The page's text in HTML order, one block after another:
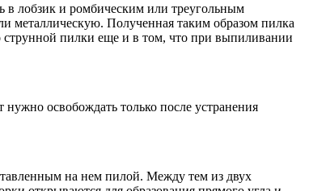
в лобзик и ромбическим или треугольным
металлическую. Полученная таким образом пилка
струнной пилки еще и в том, что при выпиливании
освобождать только после устранения
на нем пилой. Между тем из двух